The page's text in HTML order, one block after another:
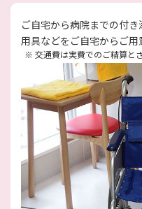
ご自宅から病院までの付
用具などをご自宅からご用
※ 交通費は実費でのご精算と